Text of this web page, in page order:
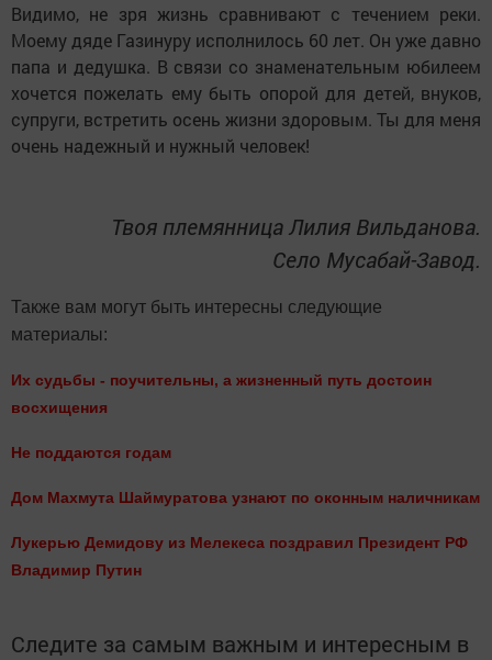
Видимо, не зря жизнь сравнивают с течением реки.
Моему дяде Газинуру исполнилось 60 лет. Он уже давно
папа и дедушка. В связи со знаменательным юбилеем
хочется пожелать ему быть опорой для детей, внуков,
супруги, встретить осень жизни здоровым. Ты для меня
очень надежный и нужный человек!
Твоя племянница Лилия Вильданова.
Село Мусабай-Завод.
Также вам могут быть интересны следующие
материалы:
Их судьбы - поучительны, а жизненный путь достоин
восхищения
Не поддаются годам
Дом Махмута Шаймуратова узнают по оконным наличникам
Лукерью Демидову из Мелекеса поздравил Президент РФ
Владимир Путин
Следите за самым важным и интересным в